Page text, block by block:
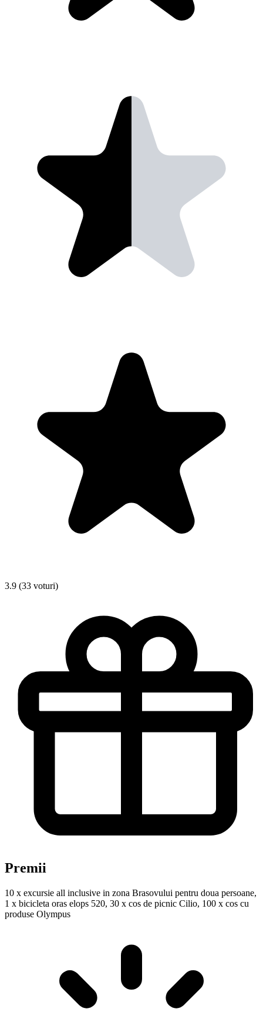
3.9 (33 voturi)
Premii
10 x excursie all inclusive in zona Brasovului pentru doua persoane,
1 x bicicleta oras elops 520, 30 x cos de picnic Cilio, 100 x cos cu
produse Olympus